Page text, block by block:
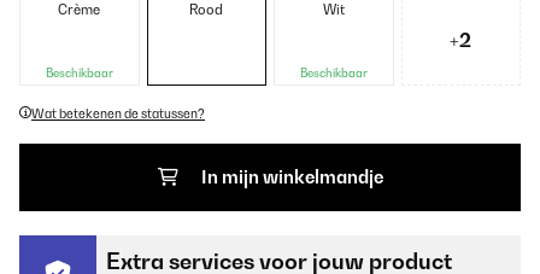
Crème
Beschikbaar
Rood Wit
Beschikbaar
+2
Wat betekenen de statussen?
In mijn winkelmandje
Extra services voor jouw product